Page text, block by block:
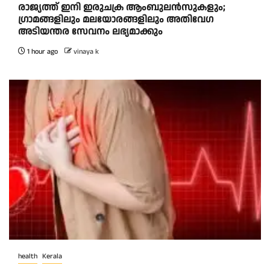
രാജ്യത്ത് ഇനി ഇരുചക്ര ആംബുലന്‍സുകളും;
ഗ്രാമങ്ങളിലും മലയോരങ്ങളിലും അതിവേഗ
അടിയന്തര സേവനം ലഭ്യമാക്കും
1 hour ago vinaya k
health Kerala